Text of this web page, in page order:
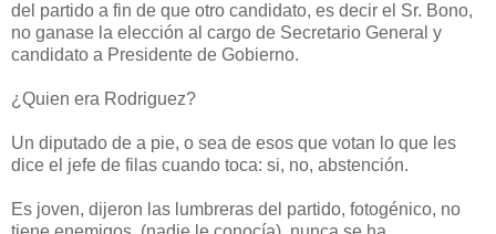
del partido a fin de que otro candidato, es decir el Sr. Bono,
no ganase la elección al cargo de Secretario General y
candidato a Presidente de Gobierno.
¿Quien era Rodriguez?
Un diputado de a pie, o sea de esos que votan lo que les
dice el jefe de filas cuando toca: si, no, abstención.
Es joven, dijeron las lumbreras del partido, fotogénico, no